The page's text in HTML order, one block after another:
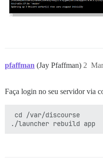
pfaffman (Jay Pfaffman) 2
Faça login no seu servidor via
cd /var/discourse